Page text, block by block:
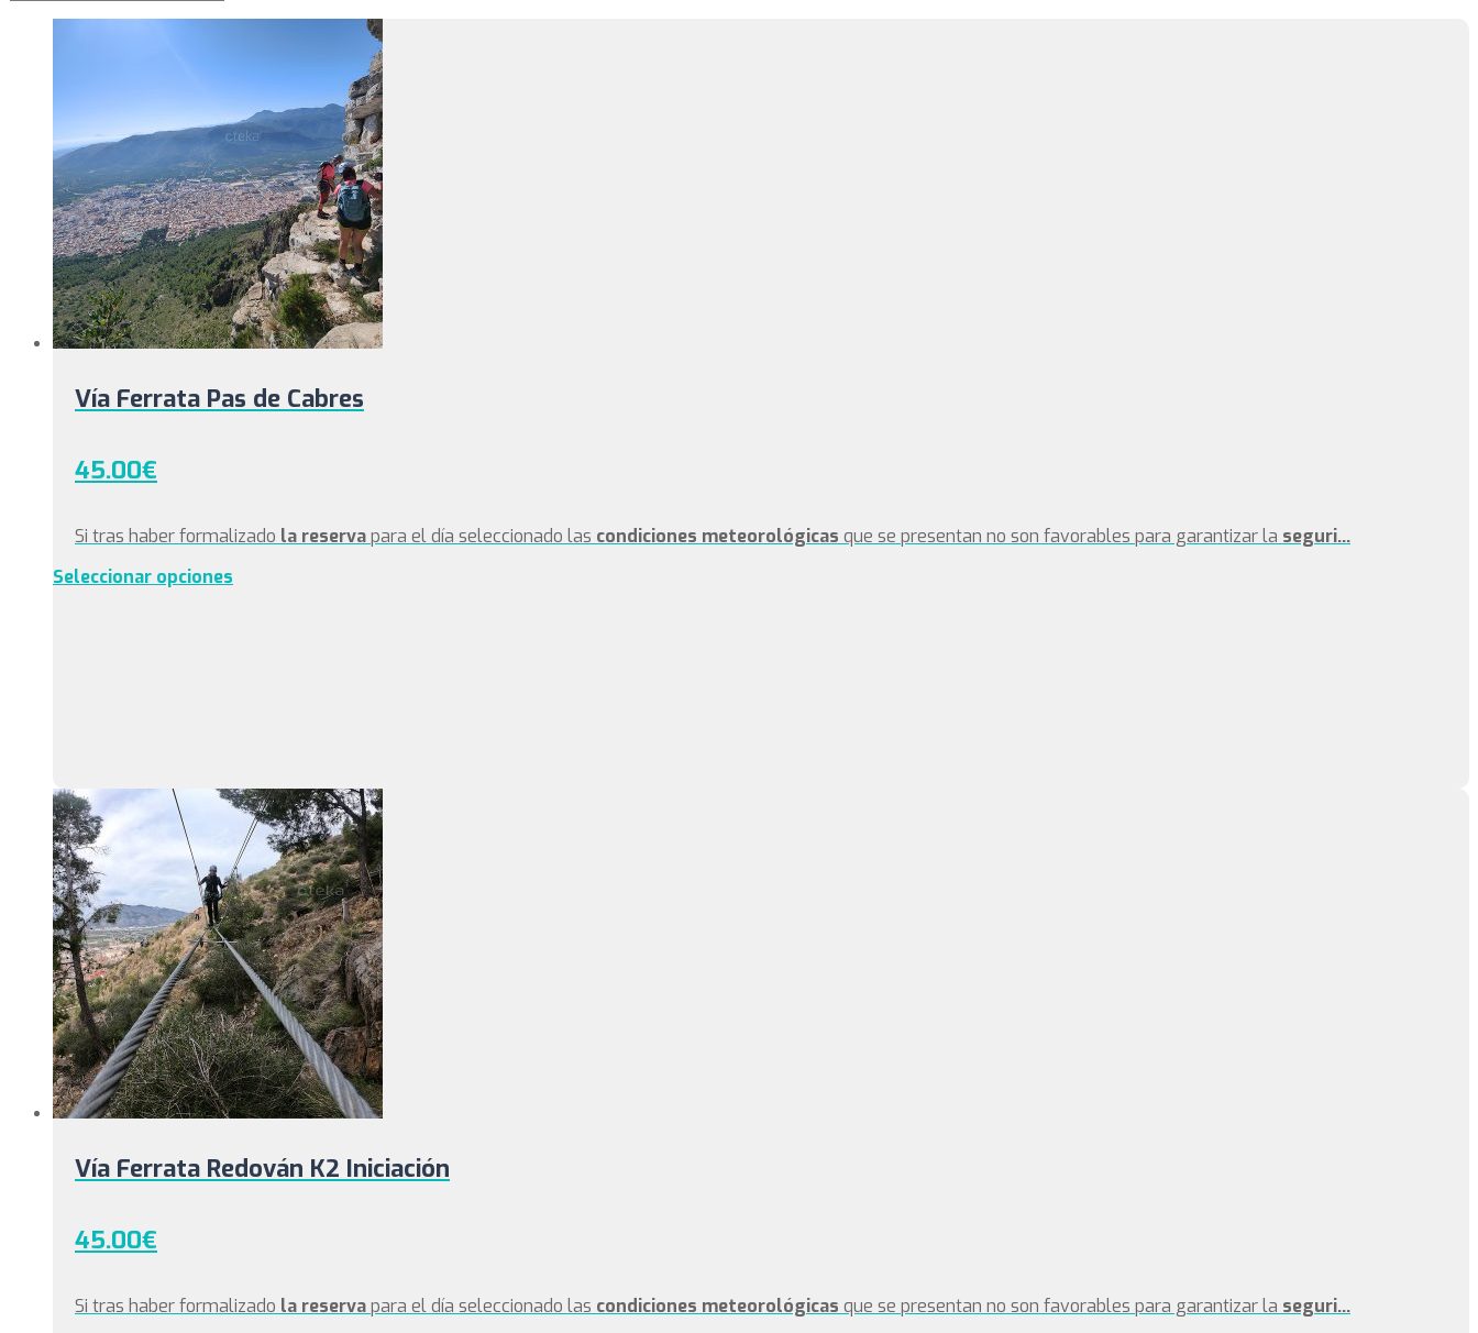
Vía Ferrata Pas de Cabres
45.00€
Si tras haber formalizado la reservapara el día seleccionado las condiciones meteorológicas que se presentan no son favorables para garantizar la seguri...
Seleccionar opciones
Vía Ferrata Redován K2 Iniciación
45.00€
Si tras haber formalizado la reservapara el día seleccionado las condiciones meteorológicas que se presentan no son favorables para garantizar la seguri...